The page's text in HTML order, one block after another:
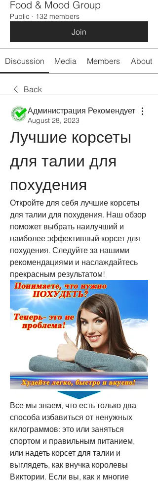
Food & Mood Group
Public · 132 members
Join
Discussion Media Members About
Back
Администрация Рекомендует
August 28, 2023
Лучшие корсеты
для талии для
похудения
Откройте для себя лучшие корсеты
для талии для похудения. Наш обзор
поможет выбрать наилучший и
наиболее эффективный корсет для
похудения. Следуйте за нашими
рекомендациями и наслаждайтесь
прекрасным результатом!
Все мы знаем, что есть только два
способа избавиться от ненужных
килограммов: это или заняться
спортом и правильным питанием,
или надеть корсет для талии и
выглядеть, как внучка королевы
Виктории. Если вы, как и многие